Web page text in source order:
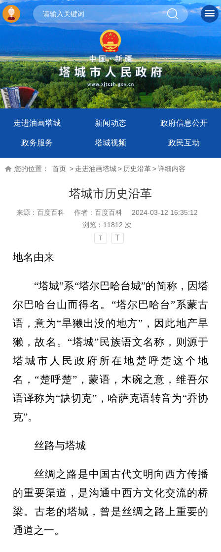
走进油画塔城 新闻动态 政府信息公开
政务服务 塔城视频 政民互动
您的位置： 首页 > 走进油画塔城> 历史沿革>详细内容
塔城市历史沿革
来源：百度百科 作者：百度百科
2024-03-12 16:35:12
浏览： 11812 次
T T
地名由来
“塔城”系“塔尔巴哈台城”的简称，因塔
尔巴哈台山而得名。“塔尔巴哈台”系蒙古
语，意为“旱獭出没的地方”，因此地产旱
獭，故名。“塔城”民族语文名称，则源于
塔城市人民政府所在地楚呼楚这个地
名，“楚呼楚”，蒙语，木碗之意，维吾尔
语译称为“缺切克”，哈萨克语转音为“乔协
克”。
丝路与塔城
丝绸之路是中国古代文明向西方传播
的重要渠道，是沟通中西方文化交流的桥
梁。古老的塔城，曾是丝绸之路上重要的
通道之一。